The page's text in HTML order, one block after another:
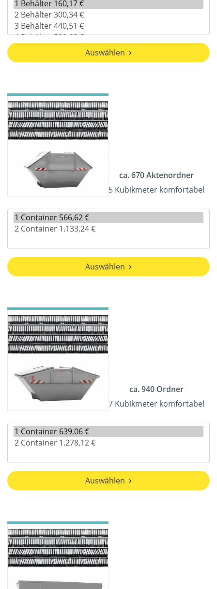
Auswählen
ca. 670 Aktenordner
5 Kubikmeter komfortabel
Auswählen
ca. 940 Ordner
7 Kubikmeter komfortabel
Auswählen